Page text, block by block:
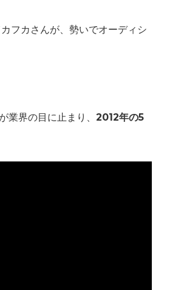
フカさんが、勢いでオーディシ
業界の目に止まり、 2012年の5